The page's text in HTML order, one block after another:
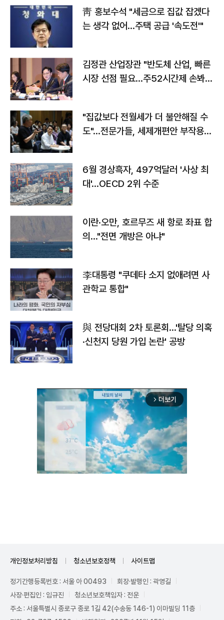
靑 홍보수석 "세금으로 집값 잡겠다
는 생각 없어…주택 공급 '속도전'"
김정관 산업장관 "반도체 산업, 빠른
시장 선점 필요…주52시간제 손봐
"집값보다 전월세가 더 불안해질 수
도"…전문가들, 세제개편안 부작용
6월 경상흑자, 497억달러 '사상 최
대'…OECD 2위 수준
이란·오만, 호르무즈 새 항로 좌표 합
의…"전면 개방은 아냐"
李대통령 "쿠데타 소지 없애려면 사
관학교 통합"
與 전당대회 2차 토론회…'탈당 의혹
·신천지 당원 가입 논란' 공방
arrow_forward_ios 더보기
개인정보처리방침 청소년보호정책 사이트맵
정기간행등록번호 : 서울 아 00493
회장·발행인 : 곽영길
사장·편집인 : 임규진
청소년보호책임자 : 전운
주소 : 서울특별시 종로구 종로 1길 42(수송동 146-1) 이마빌딩 11층